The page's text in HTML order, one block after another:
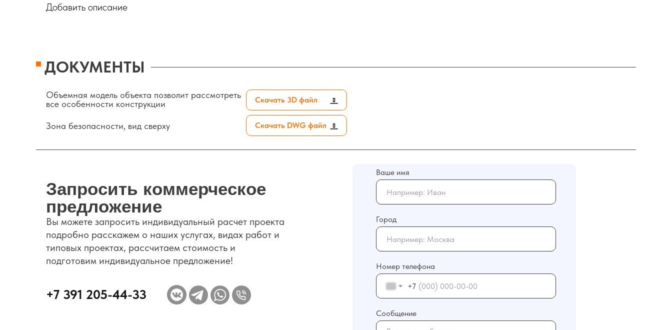
Добавить описание
ДОКУМЕНТЫ
Объемная модель объекта позволит рассмотреть
все особенности конструкции
Скачать 3D файл
Зона безопасности, вид сверху Скачать DWG файл
Запросить коммерческое
предложение
Ваше имя
Город
Номер телефона
+7
Сообщение
Вы можете запросить индивидуальный расчет проекта
подробно расскажем о наших услугах, видах работ и
типовых проектах, рассчитаем стоимость и
подготовим индивидуальное предложение!
+7 391 205-44-33